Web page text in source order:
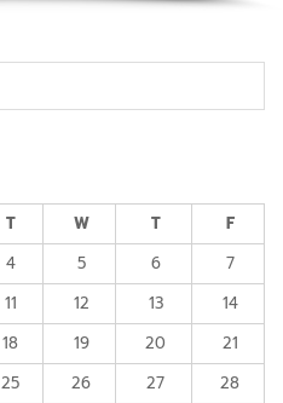
T W T
F
4 5 6
7
11 12 13
14
18 19 20
21
25 26 27
28